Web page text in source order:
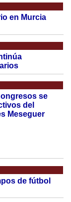
en Murcia
se
del
Meseguer
de fútbol